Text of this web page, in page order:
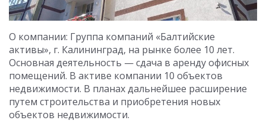
О компании: Группа компаний «Балтийские
активы», г. Калининград, на рынке более 10 лет.
Основная деятельность — сдача в аренду офисных
помещений. В активе компании 10 объектов
недвижимости. В планах дальнейшее расширение
путем строительства и приобретения новых
объектов недвижимости.